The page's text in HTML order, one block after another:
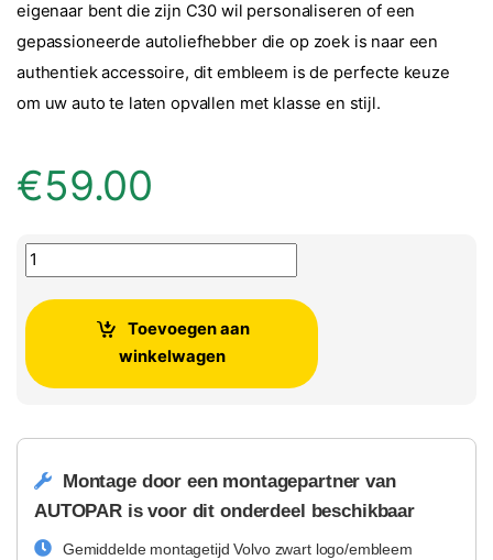
eigenaar bent die zijn C30 wil personaliseren of een
gepassioneerde autoliefhebber die op zoek is naar een
authentiek accessoire, dit embleem is de perfecte keuze
om uw auto te laten opvallen met klasse en stijl.
€59.00
Volvo zwart logo/embleem achterklep Volvo C30 origineel
Toevoegen aan
winkelwagen
Montage door een montagepartner van
AUTOPAR is voor dit onderdeel beschikbaar
Gemiddelde montagetijd Volvo zwart logo/embleem